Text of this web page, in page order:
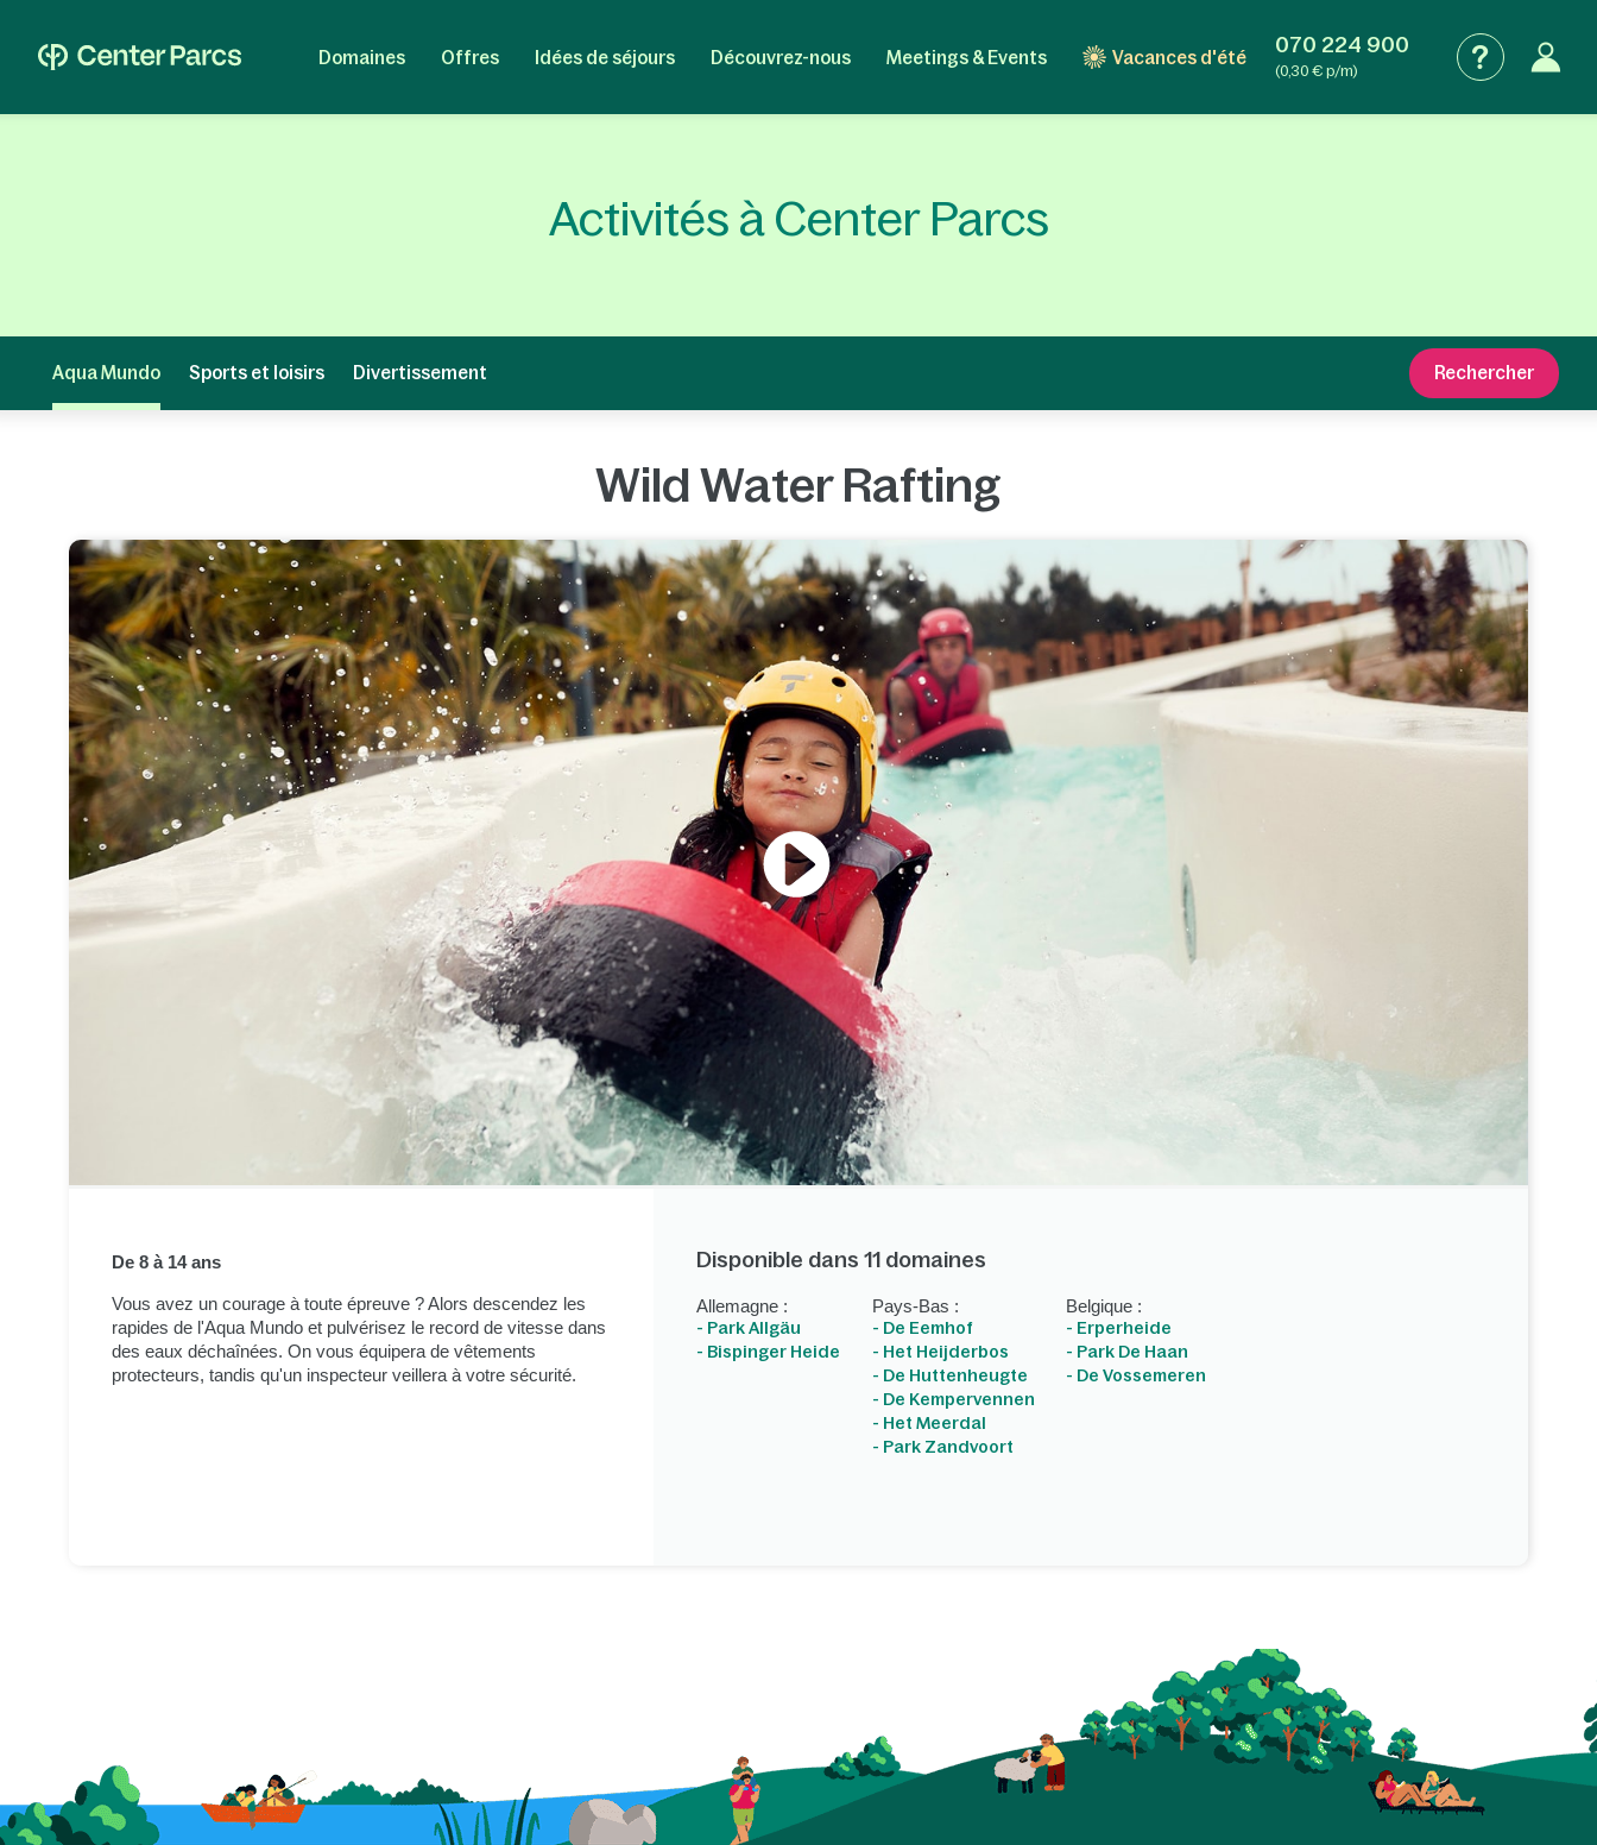
Domaines Offres Idées de séjours Découvrez-nous Meetings & Events Vacances d'été 070 224 900
(0,30 € p/m)
Activités à Center Parcs
Aqua Mundo Sports et loisirs Divertissement Rechercher
Wild Water Rafting
De 8 à 14 ans
Vous avez un courage à toute épreuve ? Alors descendez les
rapides de l'Aqua Mundo et pulvérisez le record de vitesse dans
des eaux déchaînées. On vous équipera de vêtements
protecteurs, tandis qu'un inspecteur veillera à votre sécurité.
Disponible dans 11 domaines
Allemagne :
- Park Allgäu
- Bispinger Heide
Pays-Bas :
- De Eemhof
- Het Heijderbos
- De Huttenheugte
- De Kempervennen
- Het Meerdal
- Park Zandvoort
Belgique :
- Erperheide
- Park De Haan
- De Vossemeren